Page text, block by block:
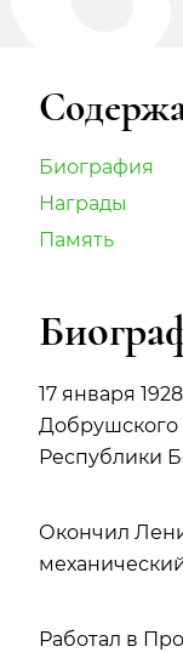
Биография
Награды
Память
17 января
Добрушского
Республики
Окончил
Работал в